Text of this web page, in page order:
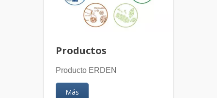
Productos
Producto ERDEN
Más